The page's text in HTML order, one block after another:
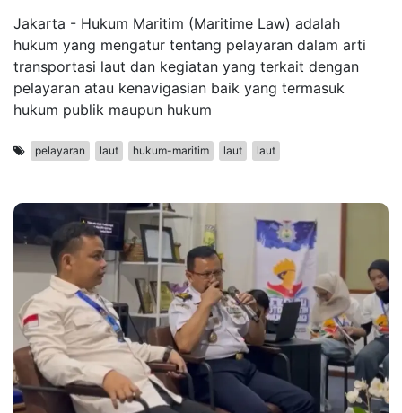
Jakarta - Hukum Maritim (Maritime Law) adalah
hukum yang mengatur tentang pelayaran dalam arti
transportasi laut dan kegiatan yang terkait dengan
pelayaran atau kenavigasian baik yang termasuk
hukum publik maupun hukum
pelayaran laut hukum-maritim laut laut